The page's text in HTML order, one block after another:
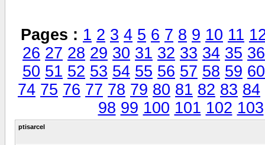
Pages : 1 2 3 4 5 6 7 8 9 10 11
26 27 28 29 30 31 32 33 34 35 36
50 51 52 53 54 55 56 57 58 59 60
74 75 76 77 78 79 80 81 82 83 84
98 99 100 101 102 103
ptisarcel